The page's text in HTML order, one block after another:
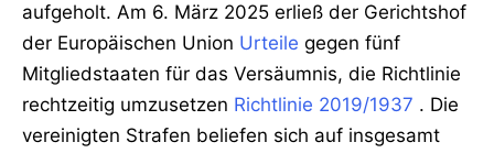
aufgeholt. Am 6. März 2025 erließ der Gerichtshof
der Europäischen Union Urteile gegen fünf
Mitgliedstaaten für das Versäumnis, die Richtlinie
rechtzeitig umzusetzen Richtlinie 2019/1937 . Die
vereinigten Strafen beliefen sich auf insgesamt